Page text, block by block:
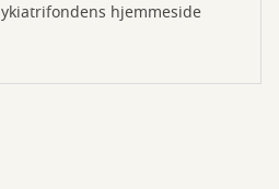
hjemmeside